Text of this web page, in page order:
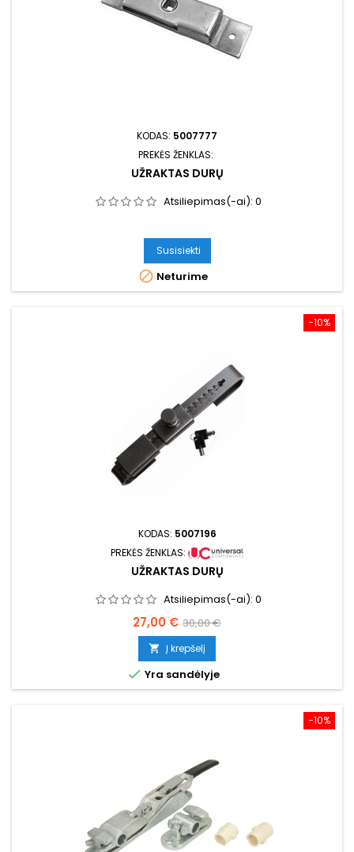
KODAS: 5007777
PREKĖS ŽENKLAS:
UŽRAKTAS DURŲ
Atsiliepimas(-ai): 0
Susisiekti
 Neturime
−10%
KODAS: 5007196
PREKĖS ŽENKLAS:
UŽRAKTAS DURŲ
Atsiliepimas(-ai): 0
Kaina
27,00 € Bazinė
kaina
30,00 €
 Į krepšelį
 Yra sandėlyje
−10%